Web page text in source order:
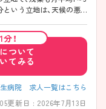
いう立地は、天候の悪
イフスタイルに合わせ
らお気軽にお問い合わせ
！
ついて
てみる
病院 求人一覧はこちら
更新日 : 2026年7月13日